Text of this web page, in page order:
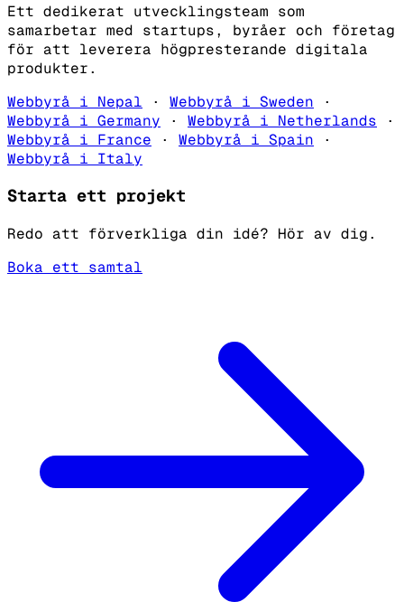
Ett dedikerat utvecklingsteam som
samarbetar med startups, byråer och företag
för att leverera högpresterande digitala
produkter.
Webbyrå i Nepal · Webbyrå i Sweden ·
Webbyrå i Germany · Webbyrå i Netherlands ·
Webbyrå i France · Webbyrå i Spain ·
Webbyrå i Italy
Starta ett projekt
Redo att förverkliga din idé? Hör av dig.
Boka ett samtal